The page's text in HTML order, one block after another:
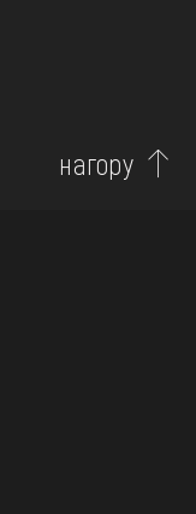
нагору